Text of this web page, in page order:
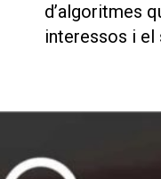
d’algoritmes
interessos i el